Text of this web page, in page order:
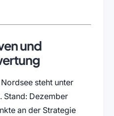
und
steht unter
Stand: Dezember
an der Strategie